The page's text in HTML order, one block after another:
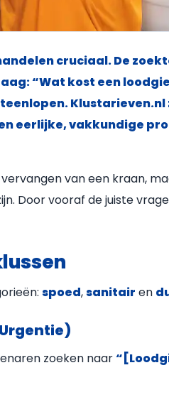
cruciaal. De
“Wat kost een
Klustarieven.nl
eerlijke, vakkundige
van een kraan,
Door vooraf de juiste
spoed,sanitair en
zoeken naar